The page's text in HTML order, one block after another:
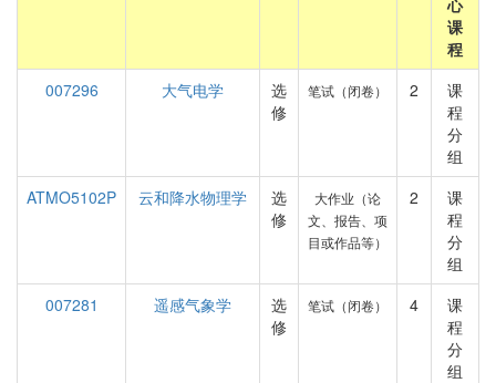
心
课
程
007296
大气电学
选
修
笔试（闭卷） 2
课
程
分
组
ATMO5102P
云和降水物理学
选
修
大作业（论
文、报告、项
目或作品等）
2
课
程
分
组
007281
遥感气象学
选
修
笔试（闭卷） 4
课
程
分
组